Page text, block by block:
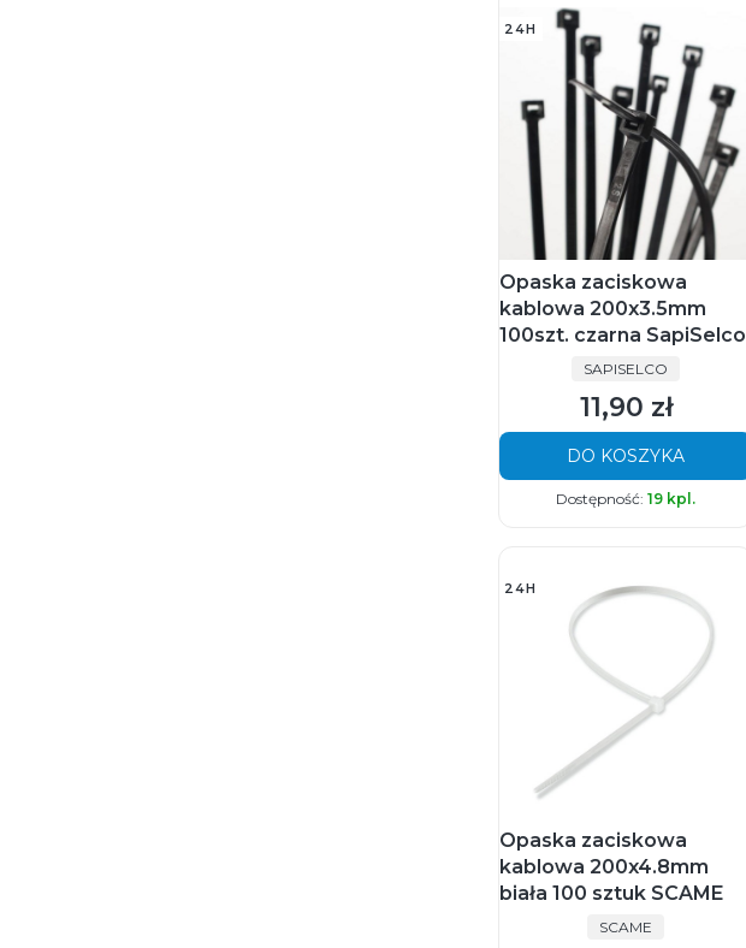
24H
Opaska zaciskowa
kablowa 200x3.5mm
100szt. czarna SapiSelco
PRODUCENT
SAPISELCO
Cena
11,90 zł
DO KOSZYKA
Dostępność:19 kpl.
24H
Opaska zaciskowa
kablowa 200x4.8mm
biała 100 sztuk SCAME
PRODUCENT
SCAME